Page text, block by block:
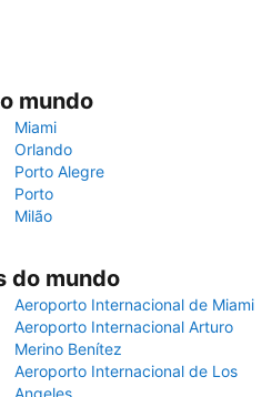
mundo
Miami
Orlando
Porto Alegre
Porto
Milão
do mundo
Aeroporto Internacional de Miami
Aeroporto Internacional Arturo
Merino Benítez
Aeroporto Internacional de Los
Angeles